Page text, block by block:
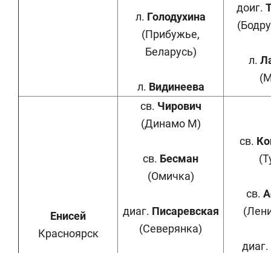
л. Голодухина
(Прибужье,
Беларусь)
л. Видинеева
доиг.
л.
Енисей
Красноярск
св. Чирович
(Динамо М)
св. Бесман
(Омичка)
диаг. Писаревская
(Северянка)
св.
св.
диаг.